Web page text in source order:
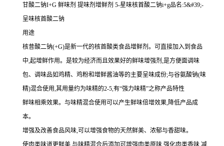
甘酸二钠I+G 鲜味剂 提味剂增鲜剂 5-星味核首酸二钠i+g品名:5&#39;-
呈味核首酸二钠
用途
核昔酸二钠(+G)是新一代的核首酸类食品增鲜剂。可直接加入到食品
中,起增鲜作用。是较为经济而且效果好的鲜味增强剂,是方便面调味
包、调味品如鸡精、鸡粉和增鲜酱油等的主要呈味成份;与谷氨酸钠(味
精)混合使用,其用量约为味精的2-5,有“强力味精”之称产品特性
鲜味相乘效果。与味精混合使用可以产生鲜味倍增效果,降低产品成
本。
增强及改善食品风味,可以增强食物的天然鲜美、浓郁与香甜味。